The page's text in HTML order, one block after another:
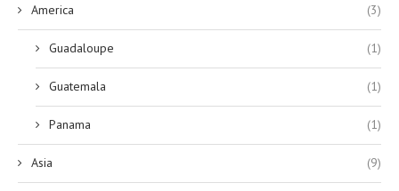
America (3)
Guadaloupe (1)
Guatemala (1)
Panama (1)
Asia (9)